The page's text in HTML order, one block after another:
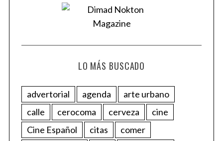
LO MÁS BUSCADO
advertorial agenda
arte urbano
calle
cerocoma cerveza
cine
Cine Español
citas
comer